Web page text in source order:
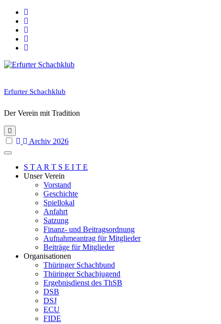
Skip
content
Erfurter Schachklub
Der Verein mit Tradition
Archiv 2026
S T A R T S E I T E
Unser Verein
Vorstand
Geschichte
Spiellokal
Anfahrt
Satzung
Finanz- und Beitragsordnung
Aufnahmeantrag für Mitglieder
Beiträge für Mitglieder
Organisationen
Thüringer Schachbund
Thüringer Schachjugend
Ergebnisdienst des ThSB
DSB
DSJ
ECU
FIDE